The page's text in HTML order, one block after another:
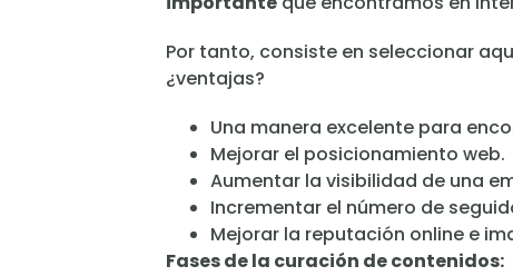
Por tanto, consiste en seleccionar
¿ventajas?
Una manera excelente para
Mejorar el posicionamiento web.
Aumentar la visibilidad de una
Incrementar el número de
Mejorar la reputación online e
Fases de la curación de contenidos: